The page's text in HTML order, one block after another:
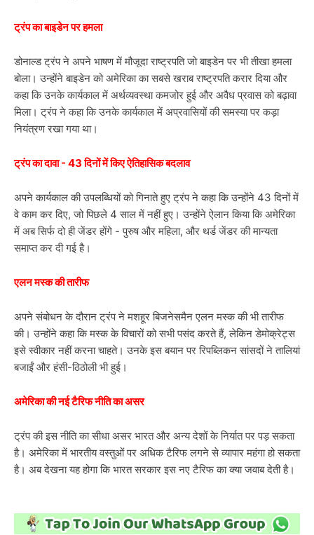
ट्रंप का बाइडेन पर हमला
डोनाल्ड ट्रंप ने अपने भाषण में मौजूदा राष्ट्रपति जो बाइडेन पर भी तीखा हमला
बोला। उन्होंने बाइडेन को अमेरिका का सबसे खराब राष्ट्रपति करार दिया और
कहा कि उनके कार्यकाल में अर्थव्यवस्था कमजोर हुई और अवैध प्रवास को बढ़ावा
मिला। ट्रंप ने कहा कि उनके कार्यकाल में अप्रवासियों की समस्या पर कड़ा
नियंत्रण रखा गया था।
ट्रंप का दावा - 43 दिनों में किए ऐतिहासिक बदलाव
अपने कार्यकाल की उपलब्धियों को गिनाते हुए ट्रंप ने कहा कि उन्होंने 43 दिनों में
वे काम कर दिए, जो पिछले 4 साल में नहीं हुए। उन्होंने ऐलान किया कि अमेरिका
में अब सिर्फ दो ही जेंडर होंगे - पुरुष और महिला, और थर्ड जेंडर की मान्यता
समाप्त कर दी गई है।
एलन मस्क की तारीफ
अपने संबोधन के दौरान ट्रंप ने मशहूर बिजनेसमैन एलन मस्क की भी तारीफ
की। उन्होंने कहा कि मस्क के विचारों को सभी पसंद करते हैं, लेकिन डेमोक्रेट्स
इसे स्वीकार नहीं करना चाहते। उनके इस बयान पर रिपब्लिकन सांसदों ने तालियां
बजाईं और हंसी-ठिठोली भी हुई।
अमेरिका की नई टैरिफ नीति का असर
ट्रंप की इस नीति का सीधा असर भारत और अन्य देशों के निर्यात पर पड़ सकता
है। अमेरिका में भारतीय वस्तुओं पर अधिक टैरिफ लगने से व्यापार महंगा हो सकता
है। अब देखना यह होगा कि भारत सरकार इस नए टैरिफ का क्या जवाब देती है।